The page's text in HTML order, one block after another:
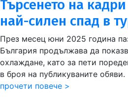
Търсенето на
най-силен спад в
​​​​​​​През месец юни 2025 година
България продължава да
охлаждане, като за пети
в броя на публикуваните обяви.
прочети повече >